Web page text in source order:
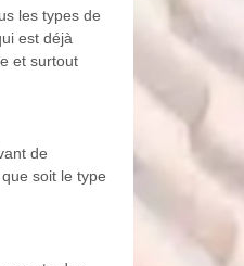
les types de
est déjà
et surtout
de
soit le type